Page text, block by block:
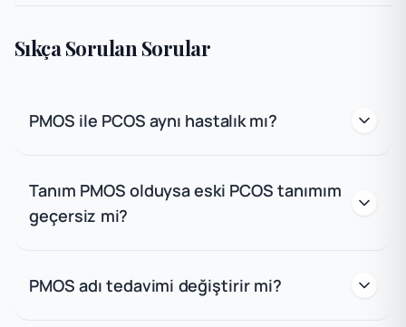
Sıkça Sorulan Sorular
PMOS ile PCOS aynı hastalık mı?
Tanım PMOS olduysa eski PCOS tanımım
geçersiz mi?
PMOS adı tedavimi değiştirir mi?